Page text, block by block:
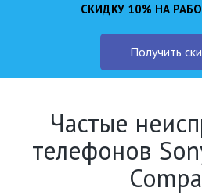
СКИДКУ 10% НА
Получить
Частые
телефонов